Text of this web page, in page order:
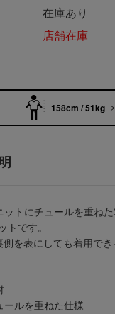
在庫あり
店舗在庫
158cm / 51kg
ットにチュールを重ね
トです。
側を表にしても着用で
ールを重ねた仕様